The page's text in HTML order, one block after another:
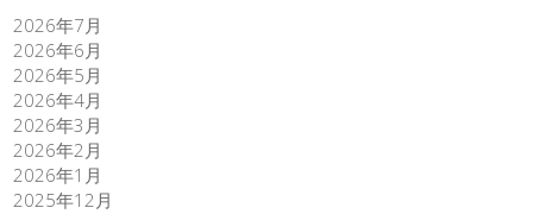
2026年7月
2026年6月
2026年5月
2026年4月
2026年3月
2026年2月
2026年1月
2025年12月